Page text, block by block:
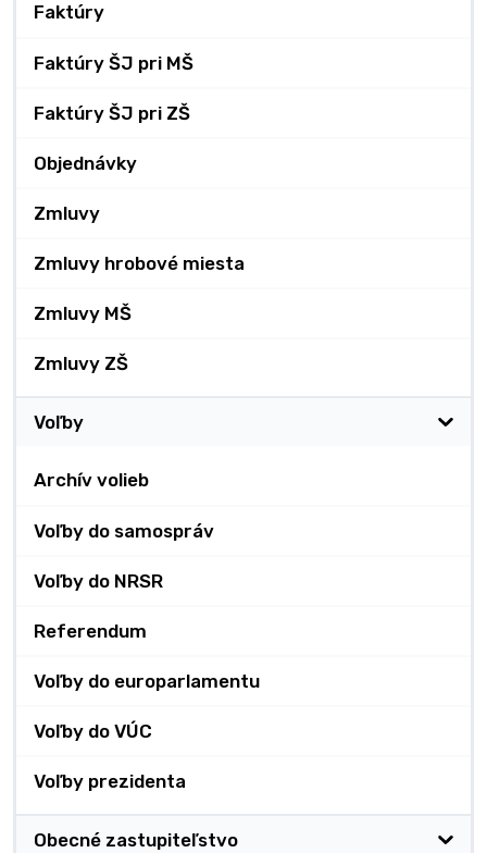
Faktúry
Faktúry ŠJ pri MŠ
Faktúry ŠJ pri ZŠ
Objednávky
Zmluvy
Zmluvy hrobové miesta
Zmluvy MŠ
Zmluvy ZŠ
Voľby
Archív volieb
Voľby do samospráv
Voľby do NRSR
Referendum
Voľby do europarlamentu
Voľby do VÚC
Voľby prezidenta
Obecné zastupiteľstvo